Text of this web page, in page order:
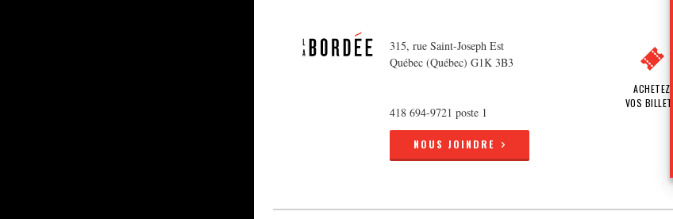
315, rue Saint-Joseph Est
Québec (Québec) G1K 3B3
418 694-9721 poste 1
NOUS JOINDRE
ACHETEZ
VOS BILLETS